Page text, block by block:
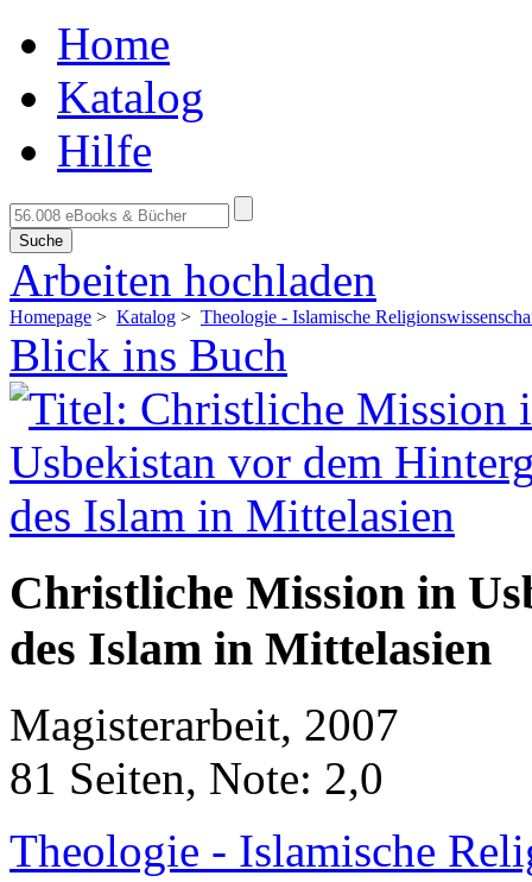
Home
Katalog
Hilfe
Suche
Arbeiten hochladen
Homepage > Katalog > Theologie - Islamische
Blick ins Buch
Christliche Mission in
des Islam in Mittelasien
Magisterarbeit, 2007
81 Seiten, Note: 2,0
Theologie - Islamische